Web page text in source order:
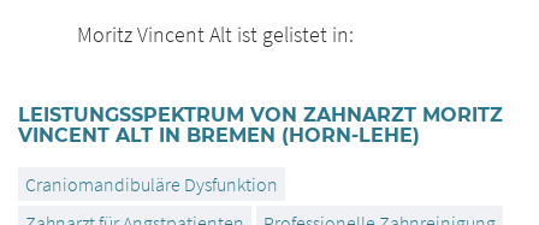
Moritz Vincent Alt ist gelistet in:
LEISTUNGSSPEKTRUM VON ZAHNARZT MORITZ
VINCENT ALT IN BREMEN (HORN-LEHE)
Craniomandibuläre Dysfunktion